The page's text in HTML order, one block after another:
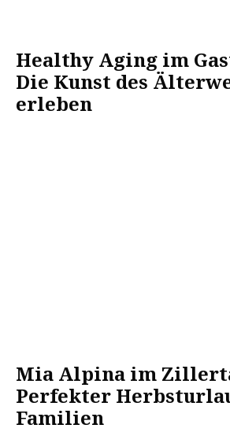
Healthy Aging im
Die Kunst des
erleben
Mia Alpina im
Perfekter
Familien